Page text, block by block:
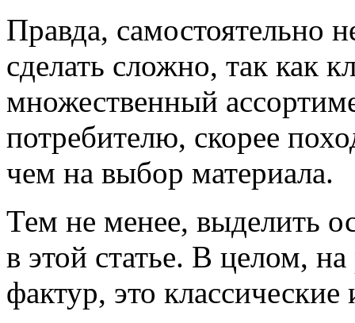
Правда, самостоятельно
сделать сложно, так как
множественный
потребителю, скорее
чем на выбор материала.
Тем не менее, выделить
в этой статье. В целом,
фактур, это